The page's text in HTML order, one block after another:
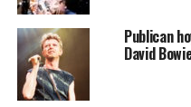
Publican
David